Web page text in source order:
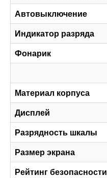
Автовыключение
Индикатор разряда
Фонарик
Материал корпуса
Дисплей
Разрядность шкалы
Размер экрана
Рейтинг безопасности